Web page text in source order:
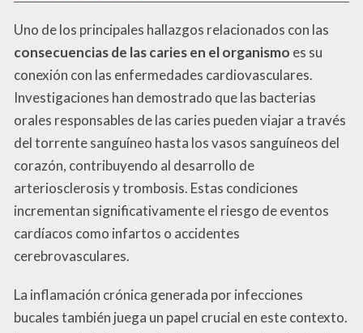
Uno de los principales hallazgos relacionados con las
consecuencias de las caries en el organismo es su
conexión con las enfermedades cardiovasculares.
Investigaciones han demostrado que las bacterias
orales responsables de las caries pueden viajar a través
del torrente sanguíneo hasta los vasos sanguíneos del
corazón, contribuyendo al desarrollo de
arteriosclerosis y trombosis. Estas condiciones
incrementan significativamente el riesgo de eventos
cardíacos como infartos o accidentes
cerebrovasculares.
La inflamación crónica generada por infecciones
bucales también juega un papel crucial en este contexto.